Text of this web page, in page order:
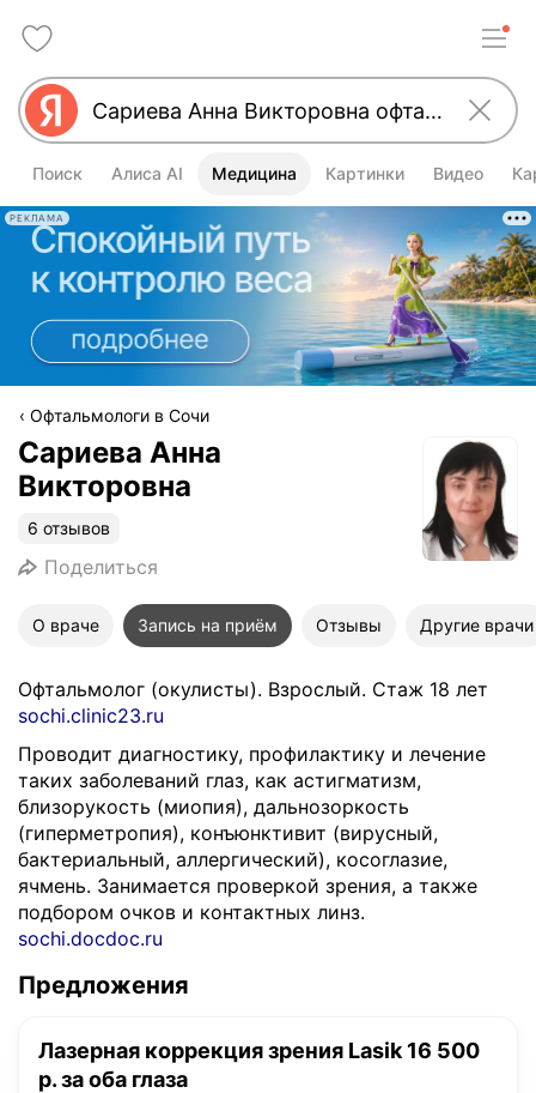
Поиск Алиса AI Медицина Картинки Видео
РЕКЛАМА
Офтальмологи в Сочи
Сариева Анна
Викторовна
6 отзывов
Поделиться
О враче Запись на приём Отзывы Другие врачи
Офтальмолог (окулисты). Взрослый. Стаж 18 лет
sochi.clinic23.ru
Проводит диагностику, профилактику и лечение
таких заболеваний глаз, как астигматизм,
близорукость (миопия), дальнозоркость
(гиперметропия), конъюнктивит (вирусный,
бактериальный, аллергический), косоглазие,
ячмень. Занимается проверкой зрения, а также
подбором очков и контактных линз.
sochi.docdoc.ru
Предложения
Лазерная коррекция зрения Lasik 16 500
р. за оба глаза